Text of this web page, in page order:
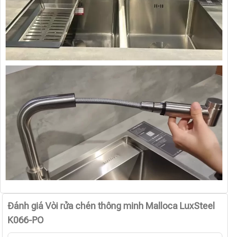
Đánh giá Vòi rửa chén thông minh Malloca LuxSteel
K066-PO